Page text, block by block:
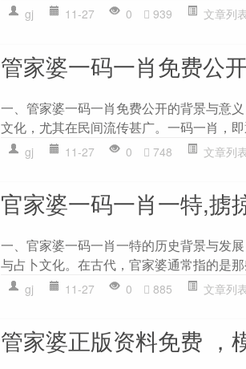
gj 11-27 0 939 文章列
管家婆一码一肖免费公
一、管家婆一码一肖免费公开的背景与意
文化，尤其在民间流传甚广。一码一肖，
gj 11-27 0 748 文章列
官家婆一码一肖一特,掳
一、官家婆一码一肖一特的历史背景与发
与占卜文化。在古代，官家婆通常指的是
gj 11-27 0 885 文章列
管家婆正版资料免费 ，